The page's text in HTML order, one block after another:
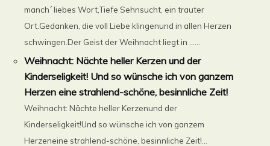
manch´ liebes Wort,Tiefe Sehnsucht, ein trauter
Ort.Gedanken, die voll Liebe klingenund in allen Herzen
schwingen.Der Geist der Weihnacht liegt in ......
Weihnacht: Nächte heller Kerzen und der
Kinderseligkeit! Und so wünsche ich von ganzem
Herzen eine strahlend-schöne, besinnliche Zeit!
Weihnacht: Nächte heller Kerzenund der
Kinderseligkeit!Und so wünsche ich von ganzem
Herzeneine strahlend-schöne, besinnliche Zeit!...